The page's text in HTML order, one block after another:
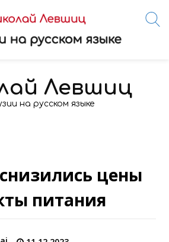
Левшиц
на русском языке
цены
питания